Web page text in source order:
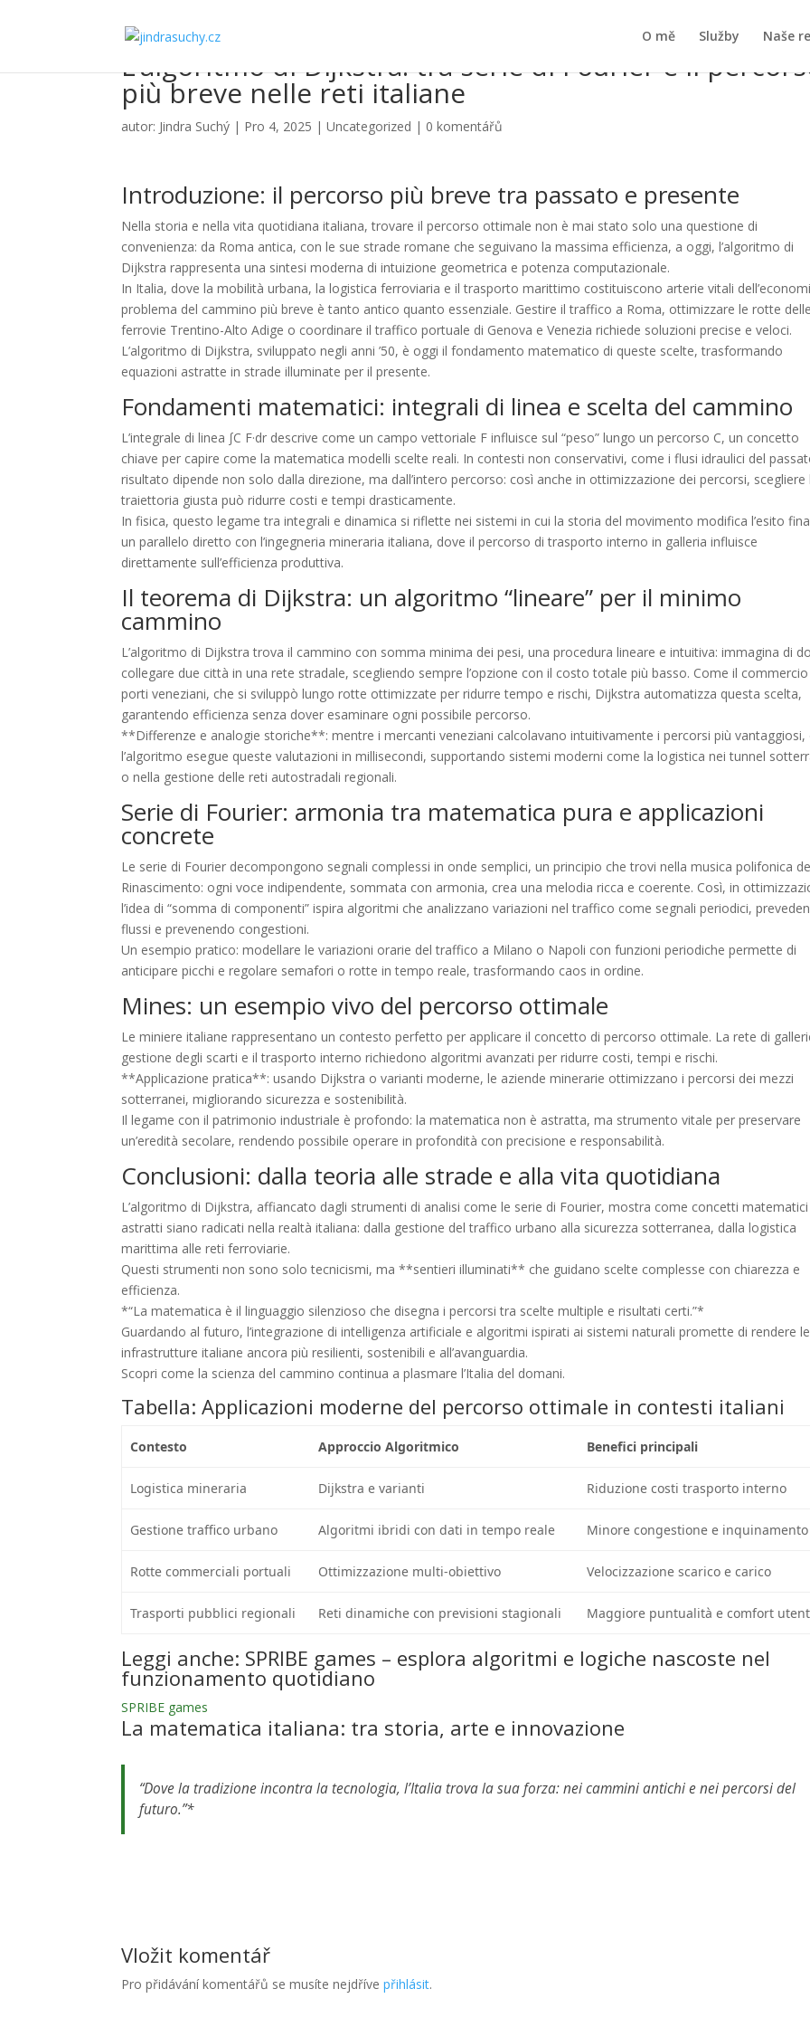
O mě Služby Naše
L’algoritmo di Dijkstra: tra serie di Fourier e il
più breve nelle reti italiane
autor: Jindra Suchý | Pro 4, 2025 |Uncategorized | 0 komentářů
Introduzione: il percorso più breve tra passato e presente
Nella storia e nella vita quotidiana italiana, trovare il percorso ottimale non è mai stato solo una questione di
convenienza: da Roma antica, con le sue strade romane che seguivano la massima efficienza, a oggi, l’algoritmo di
Dijkstra rappresenta una sintesi moderna di intuizione geometrica e potenza computazionale.
In Italia, dove la mobilità urbana, la logistica ferroviaria e il trasporto marittimo costituiscono arterie vitali
problema del cammino più breve è tanto antico quanto essenziale. Gestire il traffico a Roma, ottimizzare le rotte
ferrovie Trentino-Alto Adige o coordinare il traffico portuale di Genova e Venezia richiede soluzioni precise e veloci.
L’algoritmo di Dijkstra, sviluppato negli anni ’50, è oggi il fondamento matematico di queste scelte, trasformando
equazioni astratte in strade illuminate per il presente.
Fondamenti matematici: integrali di linea e scelta del cammino
L’integrale di linea ∫C F·dr descrive come un campo vettoriale F influisce sul “peso” lungo un percorso C, un concetto
chiave per capire come la matematica modelli scelte reali. In contesti non conservativi, come i flusi idraulici del
risultato dipende non solo dalla direzione, ma dall’intero percorso: così anche in ottimizzazione dei percorsi, scegliere
traiettoria giusta può ridurre costi e tempi drasticamente.
In fisica, questo legame tra integrali e dinamica si riflette nei sistemi in cui la storia del movimento modifica l’esito
un parallelo diretto con l’ingegneria mineraria italiana, dove il percorso di trasporto interno in galleria influisce
direttamente sull’efficienza produttiva.
Il teorema di Dijkstra: un algoritmo “lineare” per il minimo
cammino
L’algoritmo di Dijkstra trova il cammino con somma minima dei pesi, una procedura lineare e intuitiva: immagina di
collegare due città in una rete stradale, scegliendo sempre l’opzione con il costo totale più basso. Come il
porti veneziani, che si sviluppò lungo rotte ottimizzate per ridurre tempo e rischi, Dijkstra automatizza questa scelta,
garantendo efficienza senza dover esaminare ogni possibile percorso.
**Differenze e analogie storiche**: mentre i mercanti veneziani calcolavano intuitivamente i percorsi più vantaggiosi,
l’algoritmo esegue queste valutazioni in millisecondi, supportando sistemi moderni come la logistica nei tunnel
o nella gestione delle reti autostradali regionali.
Serie di Fourier: armonia tra matematica pura e applicazioni
concrete
Le serie di Fourier decompongono segnali complessi in onde semplici, un principio che trovi nella musica polifonica
Rinascimento: ogni voce indipendente, sommata con armonia, crea una melodia ricca e coerente. Così, in
l’idea di “somma di componenti” ispira algoritmi che analizzano variazioni nel traffico come segnali periodici,
flussi e prevenendo congestioni.
Un esempio pratico: modellare le variazioni orarie del traffico a Milano o Napoli con funzioni periodiche permette di
anticipare picchi e regolare semafori o rotte in tempo reale, trasformando caos in ordine.
Mines: un esempio vivo del percorso ottimale
Le miniere italiane rappresentano un contesto perfetto per applicare il concetto di percorso ottimale. La rete di
gestione degli scarti e il trasporto interno richiedono algoritmi avanzati per ridurre costi, tempi e rischi.
**Applicazione pratica**: usando Dijkstra o varianti moderne, le aziende minerarie ottimizzano i percorsi dei mezzi
sotterranei, migliorando sicurezza e sostenibilità.
Il legame con il patrimonio industriale è profondo: la matematica non è astratta, ma strumento vitale per preservare
un’eredità secolare, rendendo possibile operare in profondità con precisione e responsabilità.
Conclusioni: dalla teoria alle strade e alla vita quotidiana
L’algoritmo di Dijkstra, affiancato dagli strumenti di analisi come le serie di Fourier, mostra come concetti matematici
astratti siano radicati nella realtà italiana: dalla gestione del traffico urbano alla sicurezza sotterranea, dalla logistica
marittima alle reti ferroviarie.
Questi strumenti non sono solo tecnicismi, ma **sentieri illuminati** che guidano scelte complesse con chiarezza e
efficienza.
*“La matematica è il linguaggio silenzioso che disegna i percorsi tra scelte multiple e risultati certi.”*
Guardando al futuro, l’integrazione di intelligenza artificiale e algoritmi ispirati ai sistemi naturali promette di rendere le
infrastrutture italiane ancora più resilienti, sostenibili e all’avanguardia.
Scopri come la scienza del cammino continua a plasmare l’Italia del domani.
Tabella: Applicazioni moderne del percorso ottimale in contesti italiani
Contesto Approccio Algoritmico Benefici principali
Logistica mineraria Dijkstra e varianti Riduzione costi trasporto interno
Gestione traffico urbano Algoritmi ibridi con dati in tempo reale Minore congestione e inquinamento
Rotte commerciali portuali Ottimizzazione multi-obiettivo Velocizzazione scarico e carico
Trasporti pubblici regionali Reti dinamiche con previsioni stagionali Maggiore puntualità e comfort
Leggi anche: SPRIBE games – esplora algoritmi e logiche nascoste nel
funzionamento quotidiano
SPRIBE games
La matematica italiana: tra storia, arte e innovazione
“Dove la tradizione incontra la tecnologia, l’Italia trova la sua forza: nei cammini antichi e nei percorsi del
futuro.”*
Vložit komentář
Pro přidávání komentářů se musíte nejdřívepřihlásit.